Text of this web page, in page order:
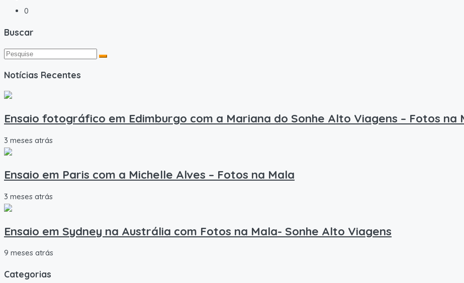
0
Buscar
Notícias Recentes
Ensaio fotográfico em Edimburgo com a Mariana do Sonhe Alto Viagens – Fotos na
3 meses atrás
Ensaio em Paris com a Michelle Alves – Fotos na Mala
3 meses atrás
Ensaio em Sydney na Austrália com Fotos na Mala- Sonhe Alto Viagens
9 meses atrás
Categorias